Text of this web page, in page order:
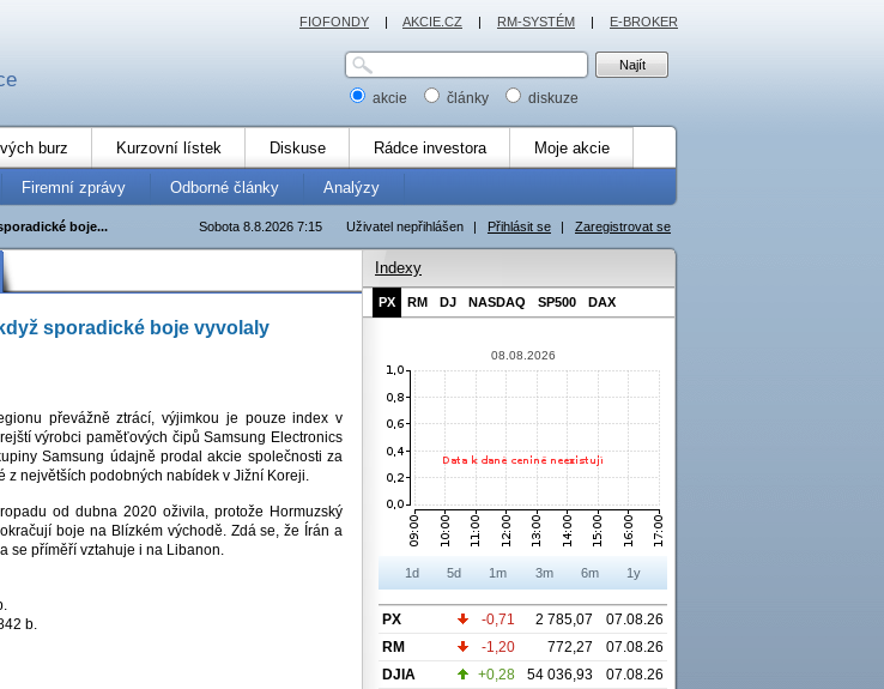
akcie články diskuze
burz Kurzovní lístek Diskuse Rádce investora Moje akcie
Firemní zprávy Odborné články Analýzy
Uživatel nepřihlášen | Přihlásit se | Zaregistrovat se
Sobota 8.8.2026 7:15
boje...
sporadické boje vyvolaly
převážně ztrácí, výjimkou je pouze index v
výrobci paměťových čipů Samsung Electronics
Samsung údajně prodal akcie společnosti za
největších podobných nabídek v Jižní Koreji.
od dubna 2020 oživila, protože Hormuzský
boje na Blízkém východě. Zdá se, že Írán a
se příměří vztahuje i na Libanon.
b.
Indexy
PX RM DJ NASDAQ SP500 DAX
08.08.2026
1d 5d 1m 3m 6m 1y
PX -0,71 2 785,07
07.08.26
RM
-1,20 772,27
07.08.26
DJIA
+0,28 54 036,93
07.08.26
FIOFONDY | AKCIE.CZ | RM-SYSTÉM | E-BROKER